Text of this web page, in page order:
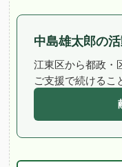
中島雄太郎の
江東区から都政・
ご支援で続けるこ